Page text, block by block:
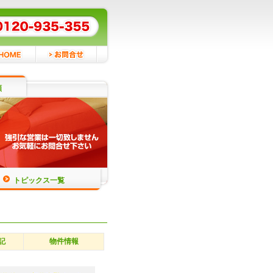
トピックス一覧
物件情報